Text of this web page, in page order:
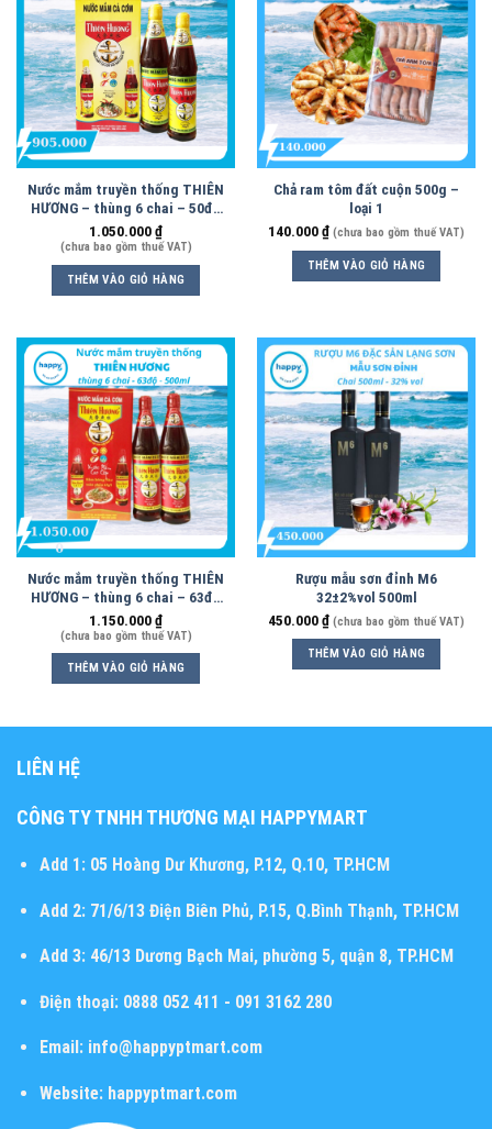
Nước mắm truyền thống THIÊN
HƯƠNG – thùng 6 chai – 50độ
– 500ml
1.050.000₫
(chưa bao gồm thuế VAT)
THÊM VÀO GIỎ HÀNG
Chả ram tôm đất cuộn 500g –
loại 1
140.000₫ (chưa bao gồm thuế VAT)
THÊM VÀO GIỎ HÀNG
Nước mắm truyền thống THIÊN
HƯƠNG – thùng 6 chai – 63độ
– 500ml
1.150.000₫
(chưa bao gồm thuế VAT)
THÊM VÀO GIỎ HÀNG
Rượu mẫu sơn đỉnh M6
32±2%vol 500ml
450.000₫ (chưa bao gồm thuế VAT)
THÊM VÀO GIỎ HÀNG
LIÊN HỆ
CÔNG TY TNHH THƯƠNG MẠI HAPPYMART
Add 1:05 Hoàng Dư Khương, P.12, Q.10, TP.HCM
Add 2:71/6/13 Điện Biên Phủ, P.15, Q.Bình Thạnh, TP.HCM
Add 3:46/13 Dương Bạch Mai, phường 5, quận 8, TP.HCM
Điện thoại:0888 052 411 - 091 3162 280
Email:info@happyptmart.com
Website: happyptmart.com